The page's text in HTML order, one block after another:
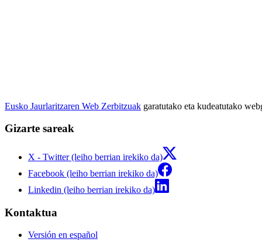
Eusko Jaurlaritzaren Web Zerbitzuak garatutako eta kudeatutako
Gizarte sareak
X - Twitter (leiho berrian irekiko da)
Facebook (leiho berrian irekiko da)
Linkedin (leiho berrian irekiko da)
Kontaktua
Versión en español